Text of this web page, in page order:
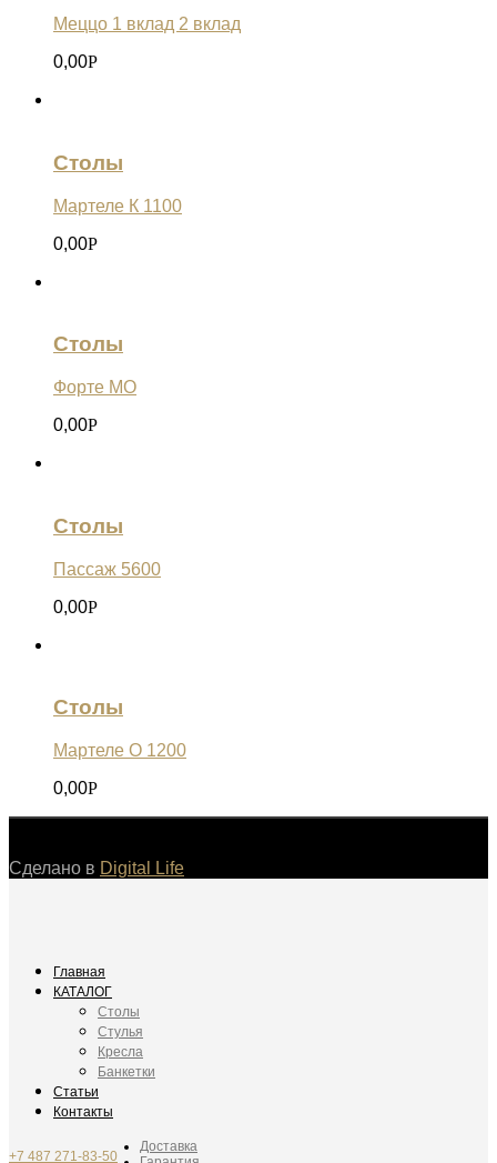
Меццо 1 вклад 2 вклад
0,00Р
Столы
Мартеле К 1100
0,00Р
Столы
Форте МО
0,00Р
Столы
Пассаж 5600
0,00Р
Столы
Мартеле О 1200
0,00Р
Сделано в Digital Life
Главная
КАТАЛОГ
Столы
Стулья
Кресла
Банкетки
Статьи
Контакты
+7 487 271-83-50
Доставка